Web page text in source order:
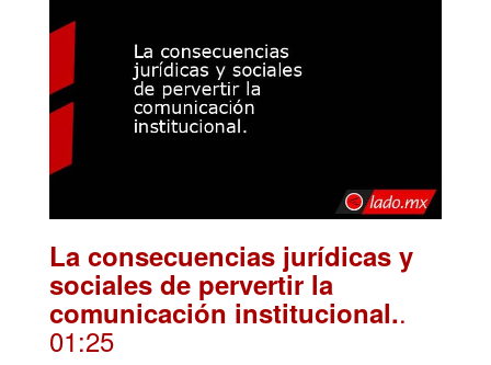
La consecuencias jurídicas y
sociales de pervertir la
comunicación institucional..
01:25